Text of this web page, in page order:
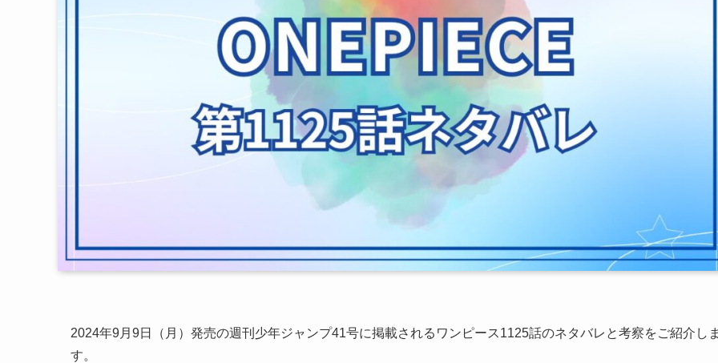
2024年9月9日（月）発売の週刊少年ジャンプ41号に掲載されるワンピース1125話のネタバレと考察をご紹介し
す。